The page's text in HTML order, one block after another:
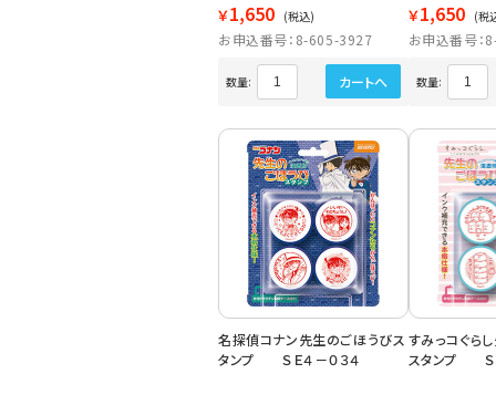
￥1,650 (税込)
お申込番号：8-605-3927
数量: カートへ
￥1,650 (税
お申込番号
数量:
名探偵コナン先生のごほうびス
タンプ ＳＥ４－０３４
すみっコぐら
スタンプ Ｓ